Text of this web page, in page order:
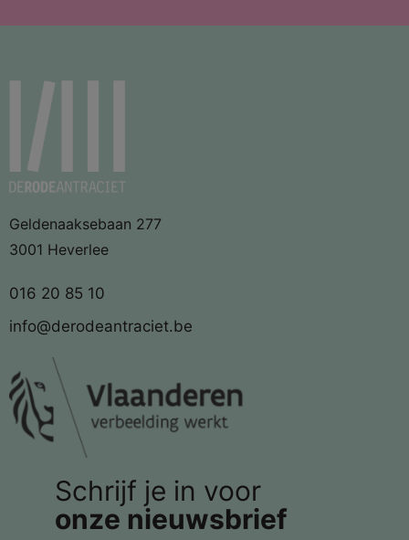
Geldenaaksebaan 277
3001 Heverlee
016 20 85 10
info@derodeantraciet.be
Schrijf je in voor
onze nieuwsbrief